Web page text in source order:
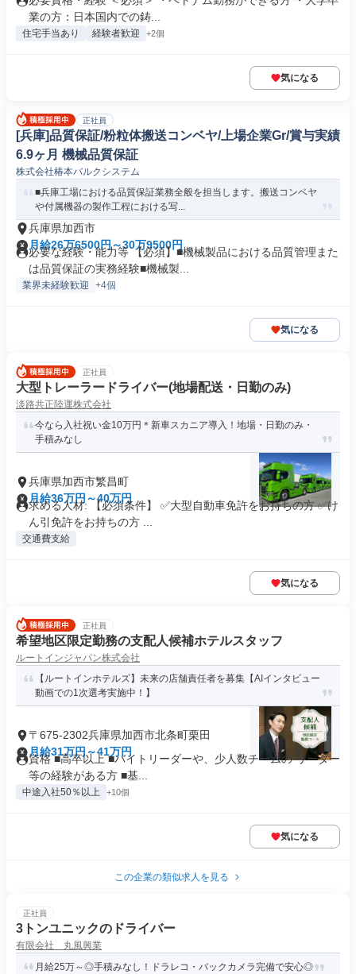
業の方：日本国内での鋳...
住宅手当あり 経験者歓迎 +2個
気になる
正社員
[兵庫]品質保証/粉粒体搬送コンベヤ/上場企業Gr/賞与実績
6.9ヶ月 機械品質保証
株式会社椿本バルクシステム
■兵庫工場における品質保証業務全般を担当します。搬送コンベヤ
や付属機器の製作工程における写...
兵庫県加西市
月給26万6500円～30万9500円
必要な経験・能力等 【必須】■機械製品における品質管理また
は品質保証の実務経験■機械製...
業界未経験歓迎 +4個
気になる
正社員
大型トレーラードライバー(地場配送・日勤のみ)
淡路共正陸運株式会社
今なら入社祝い金10万円＊新車スカニア導入！地場・日勤のみ・
手積みなし
兵庫県加西市繁昌町
月給36万円～40万円
求める人材: 【必須条件】 ✅大型自動車免許をお持ちの方 ✅け
ん引免許をお持ちの方 ...
交通費支給
気になる
正社員
希望地区限定勤務の支配人候補ホテルスタッフ
ルートインジャパン株式会社
【ルートインホテルズ】未来の店舗責任者を募集【AIインタビュー
動画での1次選考実施中！】
〒675-2302兵庫県加西市北条町栗田
月給31万円～41万円
資格 ■高卒以上 ■バイトリーダーや、少人数チームの リーダー
等の経験がある方 ■基...
中途入社50％以上 +10個
気になる
この企業の類似求人を見る
正社員
3トンユニックのドライバー
有限会社 丸風興業
月給25万～◎手積みなし！ドラレコ・バックカメラ完備で安心◎